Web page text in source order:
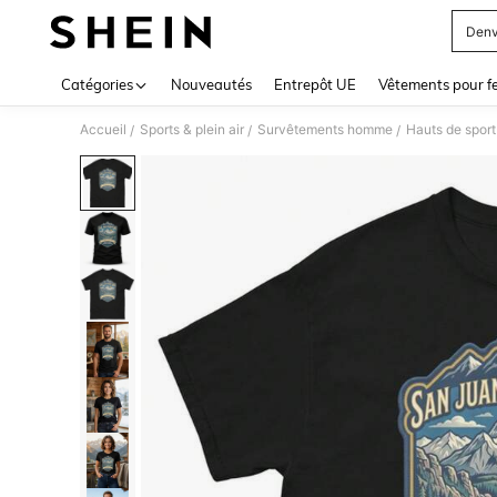
Catégories Nouveautés Entrepôt UE Vêtements pour
Accueil / Sports & plein air / Survêtements homme / Hauts de